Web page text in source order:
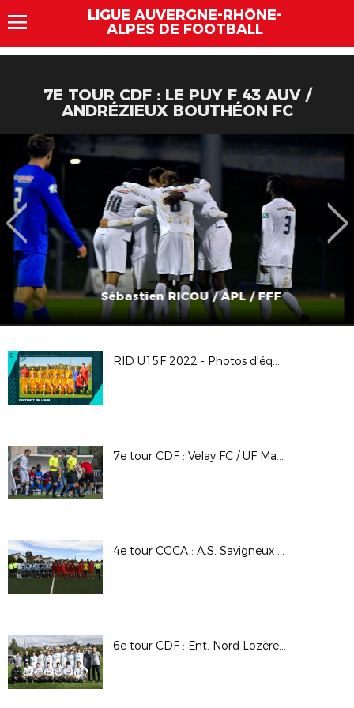
LIGUE AUVERGNE-RHÔNE-
ALPES DE FOOTBALL
7E TOUR CDF : LE PUY F 43 AUV /
ANDRÉZIEUX BOUTHÉON FC
Sébastien RICOU / APL / FFF
RID U15F 2022 - Photos d'équipes
7e tour CDF : Velay FC / UF Maconnais
4e tour CGCA : A.S. Savigneux Montbrison / C.S. Neuville
6e tour CDF : Ent. Nord Lozère / U.S. Feurs